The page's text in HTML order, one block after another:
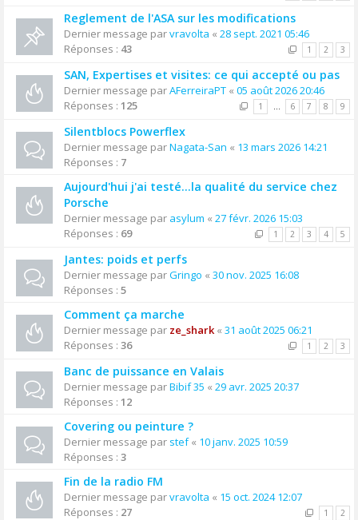
Reglement de l'ASA sur les modifications
Dernier message parvravolta « 28 sept. 2021 05:46
Réponses : 43 1 2 3
SAN, Expertises et visites: ce qui accepté ou pas
Dernier message parAFerreiraPT « 05 août 2026 20:46
Réponses : 125 1 … 6 7 8 9
Silentblocs Powerflex
Dernier message parNagata-San « 13 mars 2026 14:21
Réponses : 7
Aujourd'hui j'ai testé…la qualité du service chez
Porsche
Dernier message par asylum « 27 févr. 2026 15:03
Réponses : 69 1 2 3 4 5
Jantes: poids et perfs
Dernier message parGringo « 30 nov. 2025 16:08
Réponses : 5
Comment ça marche
Dernier message par ze_shark« 31 août 2025 06:21
Réponses : 36 1 2 3
Banc de puissance en Valais
Dernier message parBibif 35 « 29 avr. 2025 20:37
Réponses : 12
Covering ou peinture ?
Dernier message par stef« 10 janv. 2025 10:59
Réponses : 3
Fin de la radio FM
Dernier message parvravolta « 15 oct. 2024 12:07
Réponses : 27 1 2